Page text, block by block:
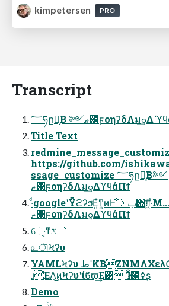
kimpetersen
PRO
Transcript
Title Text
https://github.com/
ssage_customize ؅ཧը໘͔Β༻
ޠ΍ϝοηʔδΛมߋ͢ΔϓϥάΠϯ
·ͩgoogleʹΫϩʔϧ͞Ε͍ͯͳ͍ͷͰ ݕࡧͯ͠΋ग़͖ͯ·ͤΜ...(:_;) ؅ཧը໘͔Β༻
ޠ΍ϝοηʔδΛมߋ͢ΔϓϥάΠϯ
େ·͔ͳػೳ
௨ৗϞʔυ
YAMLϞʔυ طʹKBZNMΛΧελϚΠζ͍ͯ͠Δ৔߹ɺ
ɹͦΕΛ͜ͷϞʔυʹίϐϖ͢Ε͹ Ҡߦ׬ྃʂ
Demo